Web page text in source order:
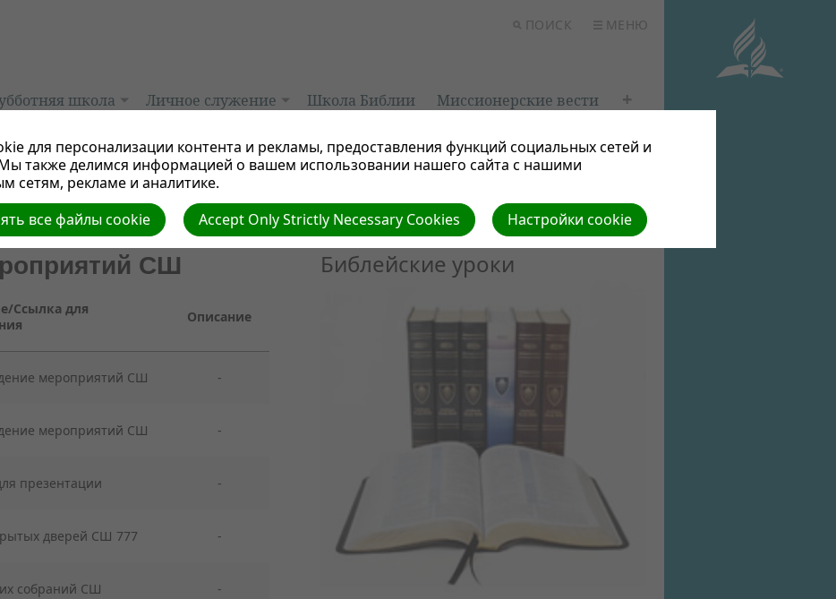
ПОИСК МЕНЮ
школа Личное служение Школа Библии Миссионерские вести
СШ
Ссылка для
Описание
мероприятий СШ -
мероприятий СШ -
презентации -
дверей СШ 777 -
собраний СШ -
Библейские уроки
для персонализации контента и рекламы, предоставления функций социальных сетей и
также делимся информацией о вашем использовании нашего сайта с нашими
сетям, рекламе и аналитике.
Настройки cookie
Accept Only Strictly Necessary Cookies
все файлы cookie